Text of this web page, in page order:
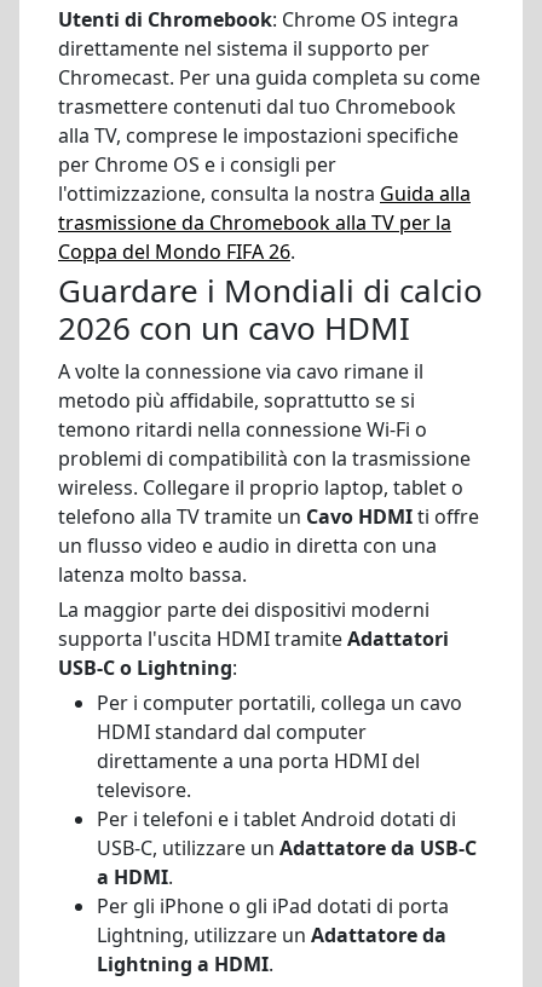
Utenti di Chromebook: Chrome OS integra
direttamente nel sistema il supporto per
Chromecast. Per una guida completa su come
trasmettere contenuti dal tuo Chromebook
alla TV, comprese le impostazioni specifiche
per Chrome OS e i consigli per
l'ottimizzazione, consulta la nostra Guida alla
trasmissione da Chromebook alla TV per la
Coppa del Mondo FIFA 26.
Guardare i Mondiali di calcio
2026 con un cavo HDMI
A volte la connessione via cavo rimane il
metodo più affidabile, soprattutto se si
temono ritardi nella connessione Wi-Fi o
problemi di compatibilità con la trasmissione
wireless. Collegare il proprio laptop, tablet o
telefono alla TV tramite un Cavo HDMIti offre
un flusso video e audio in diretta con una
latenza molto bassa.
La maggior parte dei dispositivi moderni
supporta l'uscita HDMI tramiteAdattatori
USB-C o Lightning:
Per i computer portatili, collega un cavo
HDMI standard dal computer
direttamente a una porta HDMI del
televisore.
Per i telefoni e i tablet Android dotati di
USB-C, utilizzare un Adattatore da USB-C
a HDMI.
Per gli iPhone o gli iPad dotati di porta
Lightning, utilizzare un Adattatore da
Lightning a HDMI.